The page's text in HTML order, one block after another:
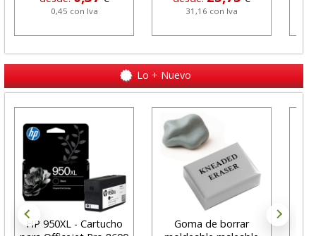
0,45 con Iva 31,16 con Iva
Lo + Nuevo
HP 950XL - Cartucho
Goma de borrar